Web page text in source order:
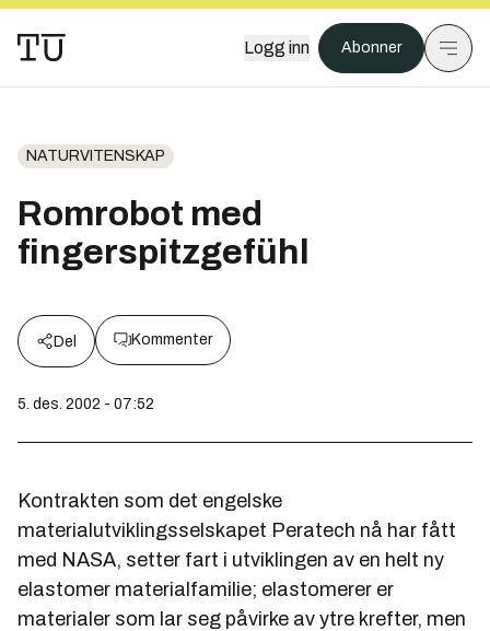
Logg inn Abonner
NATURVITENSKAP
Romrobot med
fingerspitzgefühl
Del Kommenter
5. des. 2002 - 07:52
Kontrakten som det engelske
materialutviklingsselskapet Peratech nå har fått
med NASA, setter fart i utviklingen av en helt ny
elastomer materialfamilie; elastomerer er
materialer som lar seg påvirke av ytre krefter, men